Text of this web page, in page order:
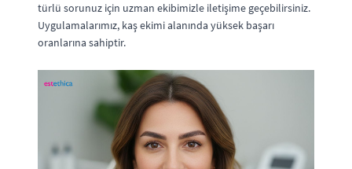
türlü sorunuz için uzman ekibimizle iletişime geçebilirsiniz.
Uygulamalarımız, kaş ekimi alanında yüksek başarı
oranlarına sahiptir.